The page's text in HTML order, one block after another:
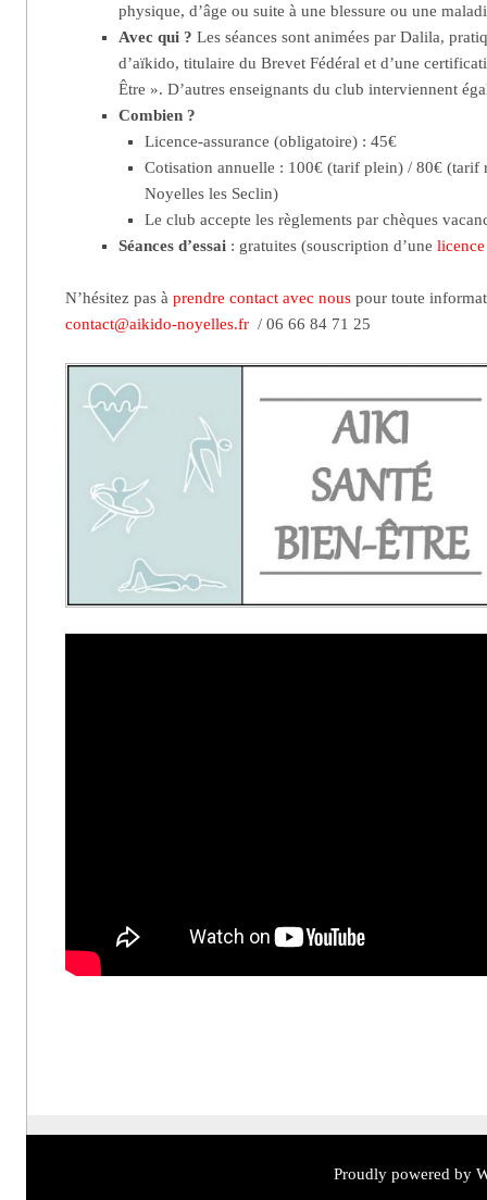
physique, d’âge ou suite à une blessure ou une
Avec qui ? Les séances sont animées par Dalila,
d’aïkido, titulaire du Brevet Fédéral et d’une
Être ». D’autres enseignants du club interviennent
Combien ?
Licence-assurance (obligatoire) : 45€
Cotisation annuelle : 100€ (tarif plein) / 80€ (tarif
Noyelles les Seclin)
Le club accepte les règlements par chèques
Séances d’essai: gratuites (souscription d’une licence
N’hésitez pas àprendre contact avec nous pour toute
contact@aikido-noyelles.fr / 06 66 84 71 25
Proudly powered by